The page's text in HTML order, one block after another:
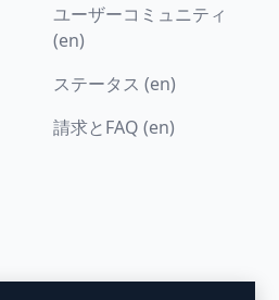
ユーザーコミュニティ
(en)
ステータス (en)
請求とFAQ (en)